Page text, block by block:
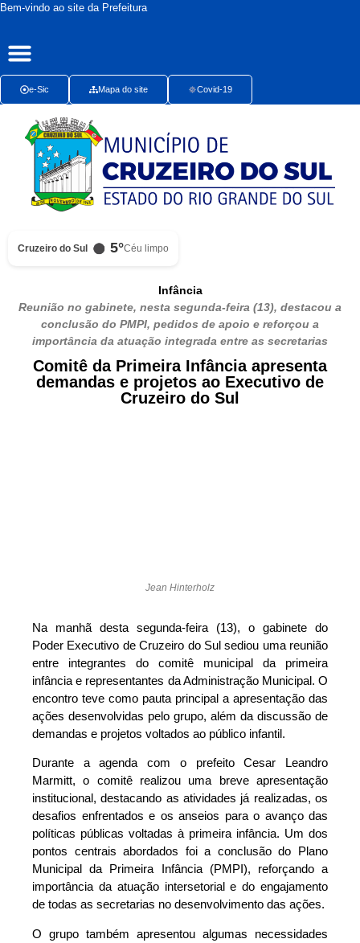
Bem-vindo ao site da Prefeitura
e-Sic Mapa do site Covid-19
Cruzeiro do Sul 5°Céu limpo
Infância
Reunião no gabinete, nesta segunda-feira (13), destacou a
conclusão do PMPI, pedidos de apoio e reforçou a
importância da atuação integrada entre as secretarias
Comitê da Primeira Infância apresenta
demandas e projetos ao Executivo de
Cruzeiro do Sul
Jean Hinterholz
Na manhã desta segunda-feira (13), o gabinete do
Poder Executivo de Cruzeiro do Sul sediou uma reunião
entre integrantes do comitê municipal da primeira
infância e representantes da Administração Municipal. O
encontro teve como pauta principal a apresentação das
ações desenvolvidas pelo grupo, além da discussão de
demandas e projetos voltados ao público infantil.
Durante a agenda com o prefeito Cesar Leandro
Marmitt, o comitê realizou uma breve apresentação
institucional, destacando as atividades já realizadas, os
desafios enfrentados e os anseios para o avanço das
políticas públicas voltadas à primeira infância. Um dos
pontos centrais abordados foi a conclusão do Plano
Municipal da Primeira Infância (PMPI), reforçando a
importância da atuação intersetorial e do engajamento
de todas as secretarias no desenvolvimento das ações.
O grupo também apresentou algumas necessidades